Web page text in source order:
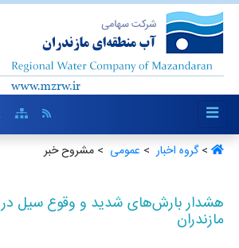
>گروه اخبار ‏ > عمومی ‏ > مشروح خبر
هشدار بارش‌های شدید و وقوع سیل در
مازندران